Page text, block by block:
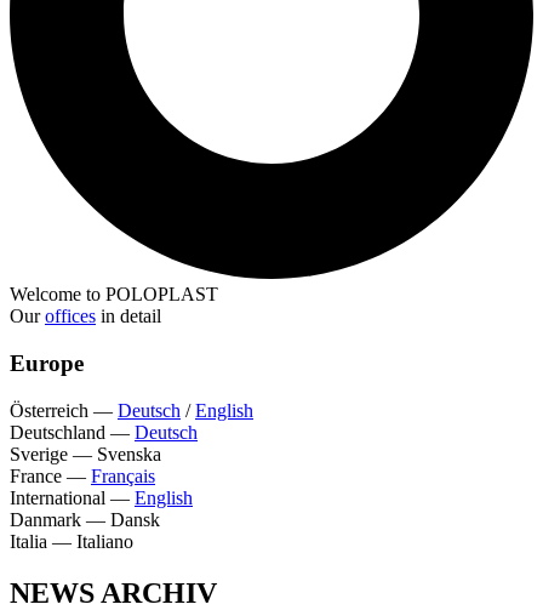
Welcome to POLOPLAST
Ouroffices in detail
Europe
Österreich — Deutsch /English
Deutschland — Deutsch
Sverige — Svenska
France — Français
International — English
Danmark — Dansk
Italia — Italiano
NEWS ARCHIV